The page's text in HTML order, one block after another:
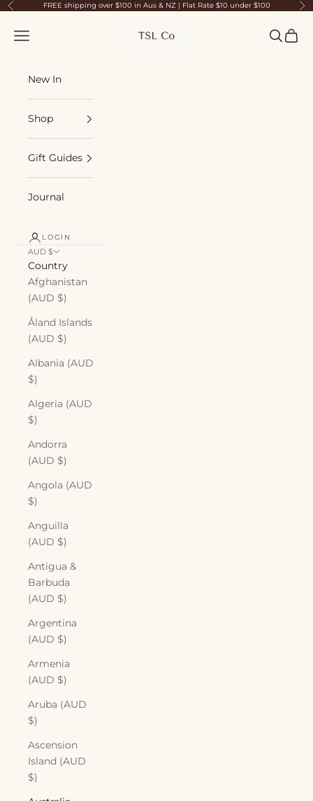
Skip to content
Previous FREE shipping over $100 in Aus & NZ | Flat Rate $10 under $100
TSL Co
Navigation menu Search
Cart
New In
Shop
Gift Guides
Journal
LOGIN
AUD $
Country
Afghanistan
(AUD $)
Åland Islands
(AUD $)
Albania (AUD
$)
Algeria (AUD
$)
Andorra
(AUD $)
Angola (AUD
$)
Anguilla
(AUD $)
Antigua &
Barbuda
(AUD $)
Argentina
(AUD $)
Armenia
(AUD $)
Aruba (AUD
$)
Ascension
Island (AUD
$)